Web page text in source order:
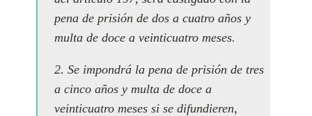
pena de prisión de dos a cuatro años y
multa de doce a veinticuatro meses.
2. Se impondrá la pena de prisión de tres
a cinco años y multa de doce a
veinticuatro meses si se difundieren,